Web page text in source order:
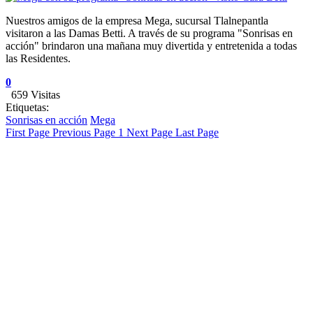
Nuestros amigos de la empresa Mega, sucursal Tlalnepantla
visitaron a las Damas Betti. A través de su programa "Sonrisas en
acción" brindaron una mañana muy divertida y entretenida a todas
las Residentes.
0
659 Visitas
Etiquetas:
Sonrisas en acción Mega
First Page Previous Page 1 Next Page Last Page